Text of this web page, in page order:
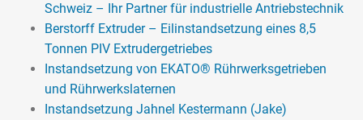
Schweiz – Ihr Partner für industrielle Antriebstechnik
Berstorff Extruder – Eilinstandsetzung eines 8,5
Tonnen PIV Extrudergetriebes
Instandsetzung von EKATO® Rührwerksgetrieben
und Rührwerkslaternen
Instandsetzung Jahnel Kestermann (Jake)